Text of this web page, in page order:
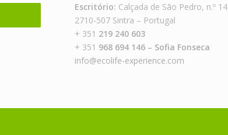
Escritório: Calçada de São Pedro, n.º 14
2710-507 Sintra – Portugal
+ 351 219 240 603
+ 351 968 694 146 – Sofia Fonseca
info@ecolife-experience.com